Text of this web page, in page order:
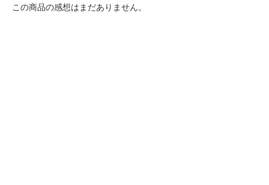
この商品の感想はまだありません。